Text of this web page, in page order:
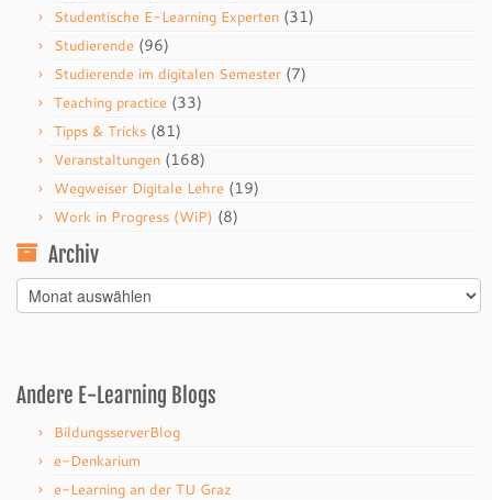
Studentische E-Learning Experten (31)
Studierende (96)
Studierende im digitalen Semester (7)
Teaching practice (33)
Tipps & Tricks (81)
Veranstaltungen (168)
Wegweiser Digitale Lehre (19)
Work in Progress (WiP) (8)
Archiv
Archiv
Andere E-Learning Blogs
BildungsserverBlog
e-Denkarium
e-Learning an der TU Graz